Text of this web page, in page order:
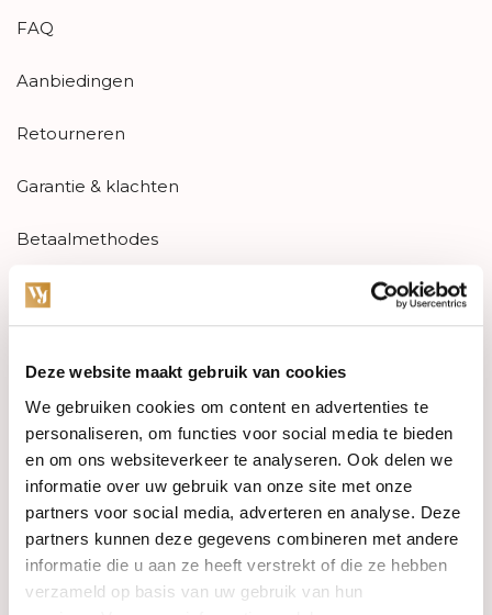
Deze website maakt gebruik van cookies
We gebruiken cookies om content en advertenties te
personaliseren, om functies voor social media te bieden
en om ons websiteverkeer te analyseren. Ook delen we
informatie over uw gebruik van onze site met onze
partners voor social media, adverteren en analyse. Deze
partners kunnen deze gegevens combineren met andere
informatie die u aan ze heeft verstrekt of die ze hebben
verzameld op basis van uw gebruik van hun
FAQ
Aanbiedingen
Retourneren
Garantie & klachten
Betaalmethodes
Sitemap
Categorieën
Horloges
Juwelen
Trouwringen
PRE-OWNED